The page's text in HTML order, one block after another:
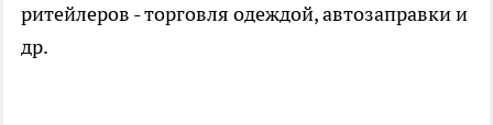
ритейлеров - торговля одеждой, автозаправки и
др.